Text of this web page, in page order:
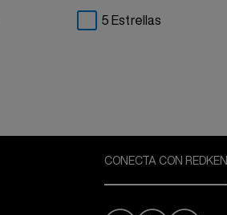
5 Estrellas
CONECTA CON REDKEN